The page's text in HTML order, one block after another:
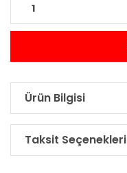
Ürün Bilgisi
Taksit Seçenekleri